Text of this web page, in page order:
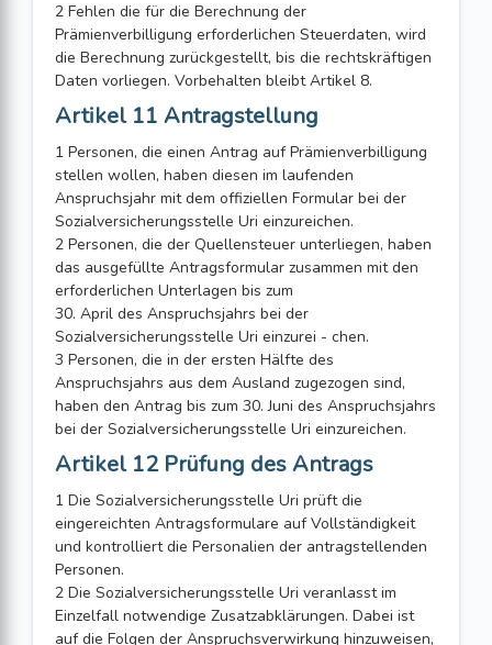
2 Fehlen die für die Berechnung der
Prämienverbilligung erforderlichen Steuerdaten, wird
die Berechnung zurückgestellt, bis die rechtskräftigen
Daten vorliegen. Vorbehalten bleibt Artikel 8.
Artikel 11 Antragstellung
1 Personen, die einen Antrag auf Prämienverbilligung
stellen wollen, haben diesen im laufenden
Anspruchsjahr mit dem offiziellen Formular bei der
Sozialversicherungsstelle Uri einzureichen.
2 Personen, die der Quellensteuer unterliegen, haben
das ausgefüllte Antragsformular zusammen mit den
erforderlichen Unterlagen bis zum
30. April des Anspruchsjahrs bei der
Sozialversicherungsstelle Uri einzurei - chen.
3 Personen, die in der ersten Hälfte des
Anspruchsjahrs aus dem Ausland zugezogen sind,
haben den Antrag bis zum 30. Juni des Anspruchsjahrs
bei der Sozialversicherungsstelle Uri einzureichen.
Artikel 12 Prüfung des Antrags
1 Die Sozialversicherungsstelle Uri prüft die
eingereichten Antragsformulare auf Vollständigkeit
und kontrolliert die Personalien der antragstellenden
Personen.
2 Die Sozialversicherungsstelle Uri veranlasst im
Einzelfall notwendige Zusatzabklärungen. Dabei ist
auf die Folgen der Anspruchsverwirkung hinzuweisen,